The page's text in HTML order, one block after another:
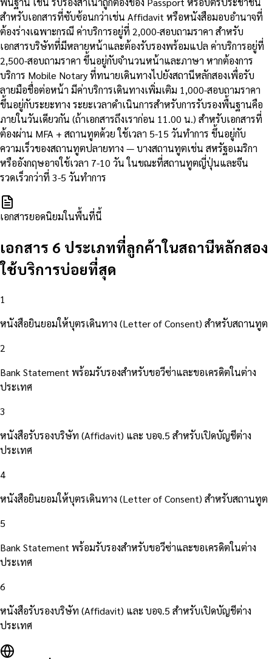
สำหรับเอกสารที่ซับซ้อนกว่าเช่น Affidavit หรือหนังสือมอบอำนาจที่
ต้องร่างเฉพาะกรณี ค่าบริการอยู่ที่ 2,000-สอบถามราคา สำหรับ
เอกสารบริษัทที่มีหลายหน้าและต้องรับรองพร้อมแปล ค่าบริการอยู่ที่
2,500-สอบถามราคา ขึ้นอยู่กับจำนวนหน้าและภาษา หากต้องการ
บริการ Mobile Notary ที่ทนายเดินทางไปยังสถานีหลักสองเพื่อรับ
ลายมือชื่อต่อหน้า มีค่าบริการเดินทางเพิ่มเติม 1,000-สอบถามราคา
ขึ้นอยู่กับระยะทาง ระยะเวลาดำเนินการสำหรับการรับรองพื้นฐานคือ
ภายในวันเดียวกัน (ถ้าเอกสารถึงเราก่อน 11.00 น.) สำหรับเอกสารที่
ต้องผ่าน MFA + สถานทูตด้วย ใช้เวลา 5-15 วันทำการ ขึ้นอยู่กับ
ความเร็วของสถานทูตปลายทาง — บางสถานทูตเช่น สหรัฐอเมริกา
หรืออังกฤษอาจใช้เวลา 7-10 วัน ในขณะที่สถานทูตญี่ปุ่นและจีน
รวดเร็วกว่าที่ 3-5 วันทำการ
เอกสารยอดนิยมในพื้นที่นี้
เอกสาร 6 ประเภทที่ลูกค้าในสถานีหลักสอง
ใช้บริการบ่อยที่สุด
1
หนังสือยินยอมให้บุตรเดินทาง (Letter of Consent) สำหรับสถานทูต
2
Bank Statement พร้อมรับรองสำหรับขอวีซ่าและขอเครดิตในต่าง
ประเทศ
3
หนังสือรับรองบริษัท (Affidavit) และ บอจ.5 สำหรับเปิดบัญชีต่าง
ประเทศ
4
หนังสือยินยอมให้บุตรเดินทาง (Letter of Consent) สำหรับสถานทูต
5
Bank Statement พร้อมรับรองสำหรับขอวีซ่าและขอเครดิตในต่าง
ประเทศ
6
หนังสือรับรองบริษัท (Affidavit) และ บอจ.5 สำหรับเปิดบัญชีต่าง
ประเทศ